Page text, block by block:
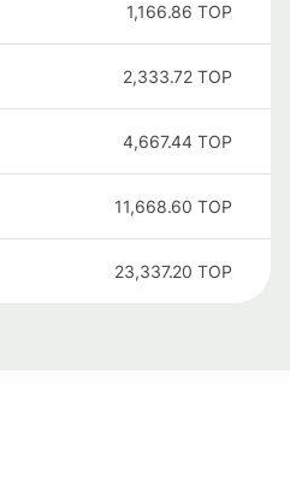
1,166.86 TOP
2,333.72 TOP
4,667.44 TOP
11,668.60 TOP
23,337.20 TOP